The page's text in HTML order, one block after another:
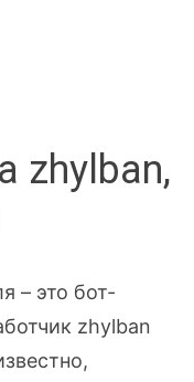
zhylban,
– это бот-
zhylban